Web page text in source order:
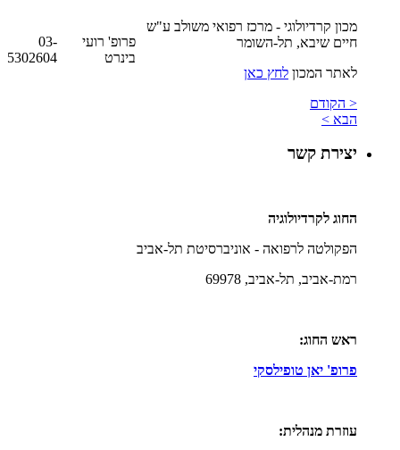
מכון קרדיולוגי - מרכז רפואי משולב ע"ש
חיים שיבא, תל-השומר
לאתר המכון לחץ כאן
פרופ' רועי
בינרט
03-
5302604
< הקודם
הבא >
יצירת קשר
החוג לקרדיולוגיה
הפקולטה לרפואה - אוניברסיטת תל-אביב
רמת-אביב, תל-אביב, 69978
ראש החוג:
פרופ' יאן טופילסקי
עוזרת מנהלית: